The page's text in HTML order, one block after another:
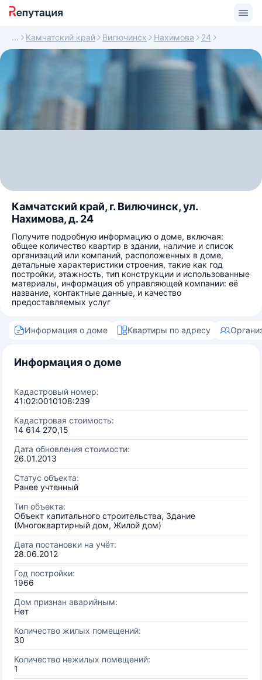
Камчатский край Вилючинск Нахимова 24
Камчатский край, г. Вилючинск, ул.
Нахимова, д. 24
Получите подробную информацию о доме, включая:
общее количество квартир в здании, наличие и список
организаций или компаний, расположенных в доме,
детальные характеристики строения, такие как год
постройки, этажность, тип конструкции и использованные
материалы, информация об управляющей компании: её
название, контактные данные, и качество
предоставляемых услуг
Информация о доме Квартиры по адресу
Информация о доме
Кадастровый номер:
41:02:0010108:239
Кадастровая стоимость:
14 614 270,15
Дата обновления стоимости:
26.01.2013
Статус объекта:
Ранее учтенный
Тип объекта:
Объект капитального строительства, Здание
(Многоквартирный дом, Жилой дом)
Дата постановки на учёт:
28.06.2012
Год постройки:
1966
Дом признан аварийным:
Нет
Количество жилых помещений:
30
Количество нежилых помещений:
1